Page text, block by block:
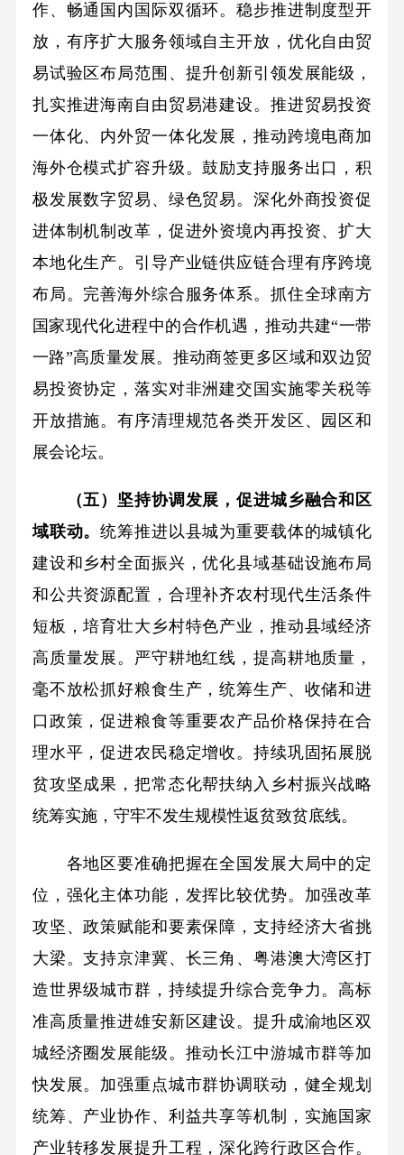
作、畅通国内国际双循环。稳步推进制度型开
放，有序扩大服务领域自主开放，优化自由贸
易试验区布局范围、提升创新引领发展能级，
扎实推进海南自由贸易港建设。推进贸易投资
一体化、内外贸一体化发展，推动跨境电商加
海外仓模式扩容升级。鼓励支持服务出口，积
极发展数字贸易、绿色贸易。深化外商投资促
进体制机制改革，促进外资境内再投资、扩大
本地化生产。引导产业链供应链合理有序跨境
布局。完善海外综合服务体系。抓住全球南方
国家现代化进程中的合作机遇，推动共建“一带
一路”高质量发展。推动商签更多区域和双边贸
易投资协定，落实对非洲建交国实施零关税等
开放措施。有序清理规范各类开发区、园区和
展会论坛。
（五）坚持协调发展，促进城乡融合和区
域联动。统筹推进以县城为重要载体的城镇化
建设和乡村全面振兴，优化县域基础设施布局
和公共资源配置，合理补齐农村现代生活条件
短板，培育壮大乡村特色产业，推动县域经济
高质量发展。严守耕地红线，提高耕地质量，
毫不放松抓好粮食生产，统筹生产、收储和进
口政策，促进粮食等重要农产品价格保持在合
理水平，促进农民稳定增收。持续巩固拓展脱
贫攻坚成果，把常态化帮扶纳入乡村振兴战略
统筹实施，守牢不发生规模性返贫致贫底线。
各地区要准确把握在全国发展大局中的定
位，强化主体功能，发挥比较优势。加强改革
攻坚、政策赋能和要素保障，支持经济大省挑
大梁。支持京津冀、长三角、粤港澳大湾区打
造世界级城市群，持续提升综合竞争力。高标
准高质量推进雄安新区建设。提升成渝地区双
城经济圈发展能级。推动长江中游城市群等加
快发展。加强重点城市群协调联动，健全规划
统筹、产业协作、利益共享等机制，实施国家
产业转移发展提升工程，深化跨行政区合作。